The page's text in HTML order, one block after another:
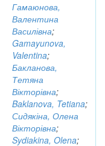
Гамаюнова,
Валентина
Василівна;
Gamayunova,
Valentina;
Бакланова,
Тетяна
Вікторівна;
Baklanova, Tetiana;
Сидякіна, Олена
Вікторівна;
Sydiakina, Olena;